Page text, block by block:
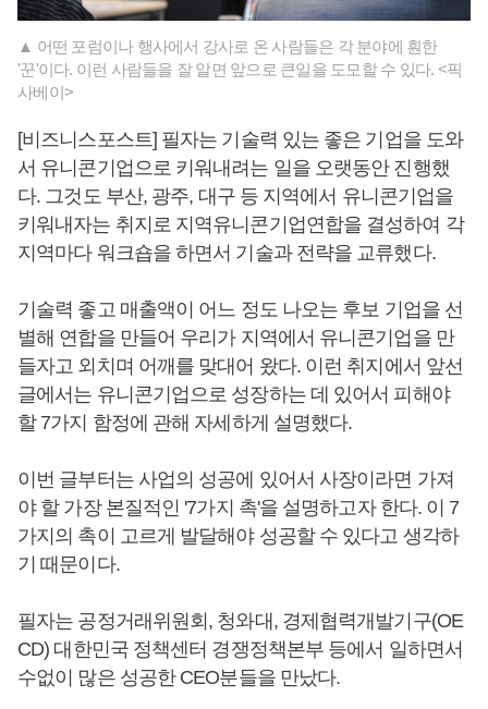
▲ 어떤 포럼이나 행사에서 강사로 온 사람들은 각 분야에 훤한
'꾼'이다. 이런 사람들을 잘 알면 앞으로 큰일을 도모할 수 있다. <픽
사베이>
[비즈니스포스트] 필자는 기술력 있는 좋은 기업을 도와
서 유니콘기업으로 키워내려는 일을 오랫동안 진행했
다. 그것도 부산, 광주, 대구 등 지역에서 유니콘기업을
키워내자는 취지로 지역유니콘기업연합을 결성하여 각
지역마다 워크숍을 하면서 기술과 전략을 교류했다.
기술력 좋고 매출액이 어느 정도 나오는 후보 기업을 선
별해 연합을 만들어 우리가 지역에서 유니콘기업을 만
들자고 외치며 어깨를 맞대어 왔다. 이런 취지에서 앞선
글에서는 유니콘기업으로 성장하는 데 있어서 피해야
할 7가지 함정에 관해 자세하게 설명했다.
이번 글부터는 사업의 성공에 있어서 사장이라면 가져
야 할 가장 본질적인 '7가지 촉'을 설명하고자 한다. 이 7
가지의 촉이 고르게 발달해야 성공할 수 있다고 생각하
기 때문이다.
필자는 공정거래위원회, 청와대, 경제협력개발기구(OE
CD) 대한민국 정책센터 경쟁정책본부 등에서 일하면서
수없이 많은 성공한 CEO분들을 만났다.